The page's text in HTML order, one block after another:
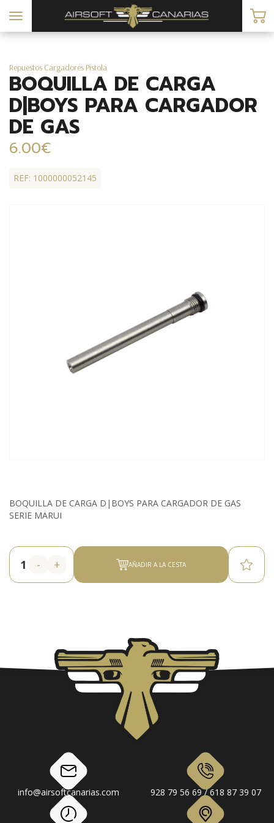
Toggle
navigation
Repuestos Cargadores Pistola
BOQUILLA DE CARGA
D|BOYS PARA CARGADOR
DE GAS
6.00€
REF: 1000000052145
BOQUILLA DE CARGA D|BOYS PARA CARGADOR DE GAS
SERIE MARUI
- + AÑADIR A LA CESTA
info@airsoftcanarias.com 928 79 56 69 / 618 87 39 07